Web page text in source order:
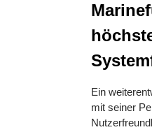
Ein
mit seiner